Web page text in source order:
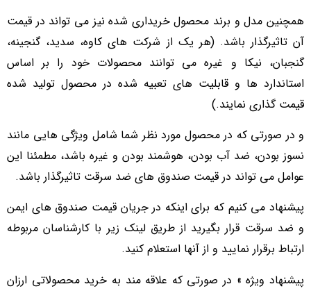
همچنین مدل و برند محصول خریداری شده نیز می‌ تواند در قیمت
آن تاثیرگذار باشد. (هر یک از شرکت های کاوه، سدید، گنجینه،
گنجبان، نیکا و غیره می توانند محصولات خود را بر اساس
استاندارد ها و قابلیت های تعبیه شده در محصول تولید شده
قیمت گذاری نمایند.)
و در صورتی که در محصول مورد نظر شما شامل ویژگی هایی مانند
نسوز بودن، ضد آب بودن، هوشمند بودن و غیره باشد، مطمئنا این
عوامل می‌ تواند در قیمت صندوق های ضد سرقت تاثیرگذار باشد.
پیشنهاد می کنیم که برای اینکه در جریان قیمت صندوق های ایمن
و ضد سرقت قرار بگیرید از طریق لینک زیر با کارشناسان مربوطه
ارتباط برقرار نمایید و از آنها استعلام کنید.
پیشنهاد ویژه » در صورتی که علاقه مند به خرید محصولاتی ارزان